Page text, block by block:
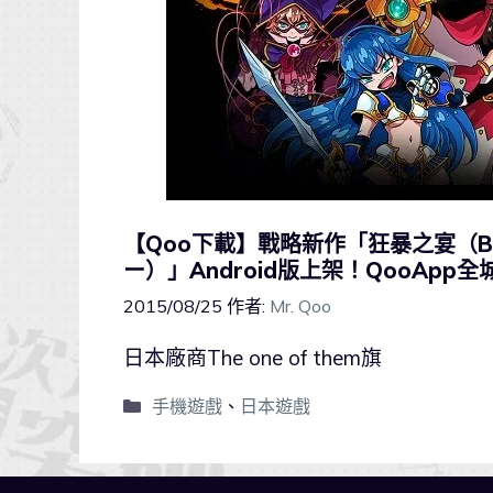
【Qoo下載】戰略新作「狂暴之宴（
ー）」Android版上架！QooApp全
2015/08/25 作者: Mr. Qoo
日本廠商The one of them旗
手機遊戲、 日本遊戲